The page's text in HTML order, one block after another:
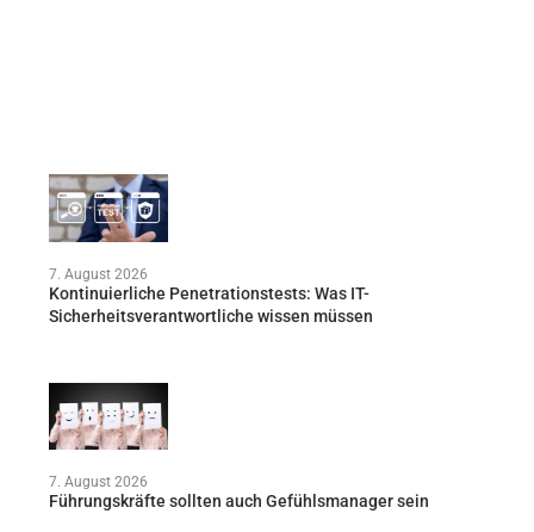
7. August 2026
Kontinuierliche Penetrationstests: Was IT-
Sicherheitsverantwortliche wissen müssen
7. August 2026
Führungskräfte sollten auch Gefühlsmanager sein